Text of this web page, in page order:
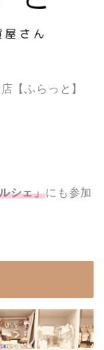
【ふらっと】
シェ」にも参加